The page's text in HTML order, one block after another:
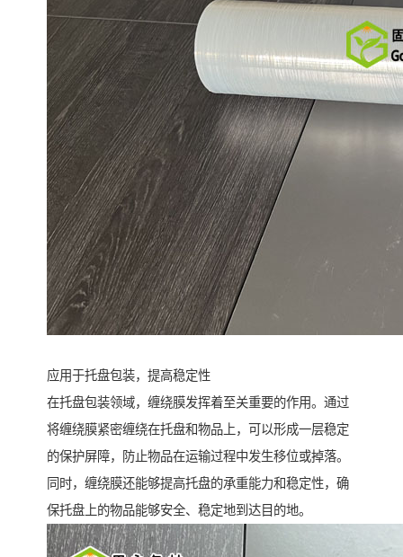
应用于托盘包装，提高稳定性
在托盘包装领域，缠绕膜发挥着至关重要的作用。通过
将缠绕膜紧密缠绕在托盘和物品上，可以形成一层稳定
的保护屏障，防止物品在运输过程中发生移位或掉落。
同时，缠绕膜还能够提高托盘的承重能力和稳定性，确
保托盘上的物品能够安全、稳定地到达目的地。